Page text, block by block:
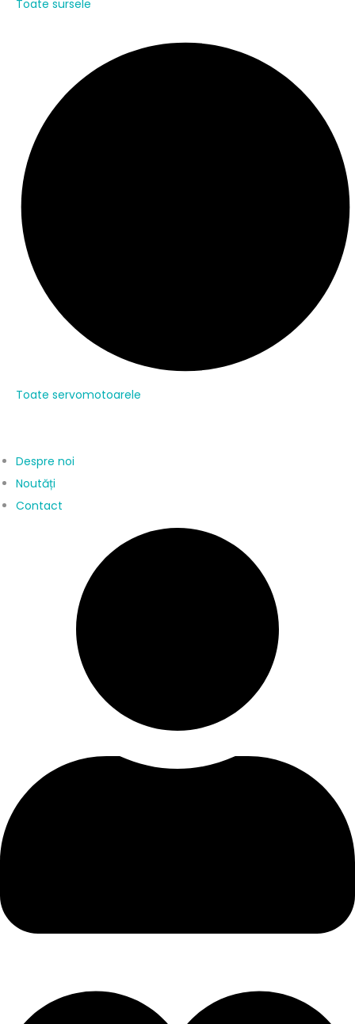
Toate sursele
Toate servomotoarele
Despre noi
Noutăți
Contact